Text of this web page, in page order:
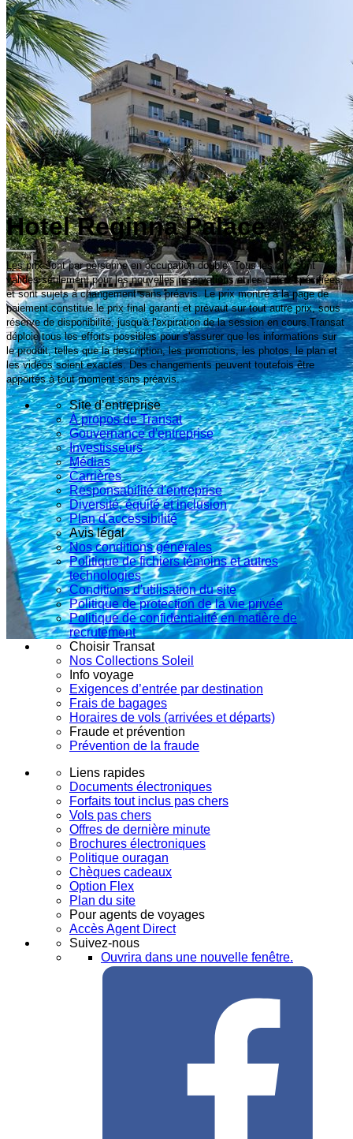
Hotel Reginna Palace
Les prix sont par personne en occupation double. Tous les prix sont
valides seulement pour les nouvelles réservations et les dates spécifiées,
et sont sujets à changement sans préavis. Le prix montré à la page de
paiement constitue le prix final garanti et prévaut sur tout autre prix, sous
réserve de disponibilité, jusqu'à l'expiration de la session en cours.Transat
déploie tous les efforts possibles pour s'assurer que les informations sur
le produit, telles que la description, les promotions, les photos, le plan et
les vidéos soient exactes. Des changements peuvent toutefois être
apportés à tout moment sans préavis.
Site d’entreprise
À propos de Transat
Gouvernance d'entreprise
Investisseurs
Médias
Carrières
Responsabilité d'entreprise
Diversité, équité et inclusion
Plan d'accessibilité
Avis légal
Nos conditions générales
Politique de fichiers témoins et autres
technologies
Conditions d'utilisation du site
Politique de protection de la vie privée
Politique de confidentialité en matière de
recrutement
Choisir Transat
Nos Collections Soleil
Info voyage
Exigences d’entrée par destination
Frais de bagages
Horaires de vols (arrivées et départs)
Fraude et prévention
Prévention de la fraude
Liens rapides
Documents électroniques
Forfaits tout inclus pas chers
Vols pas chers
Offres de dernière minute
Brochures électroniques
Politique ouragan
Chèques cadeaux
Option Flex
Plan du site
Pour agents de voyages
Accès Agent Direct
Suivez-nous
Ouvrira dans une nouvelle fenêtre.